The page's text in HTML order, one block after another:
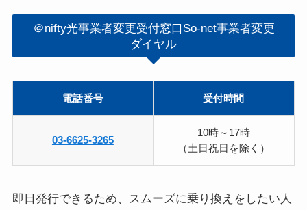
＠nifty光事業者変更受付窓口So‐net事業者変更
ダイヤル
電話番号 受付時間
03-6625-3265
10時～17時
（土日祝日を除く）
即日発行できるため、スムーズに乗り換えをしたい人